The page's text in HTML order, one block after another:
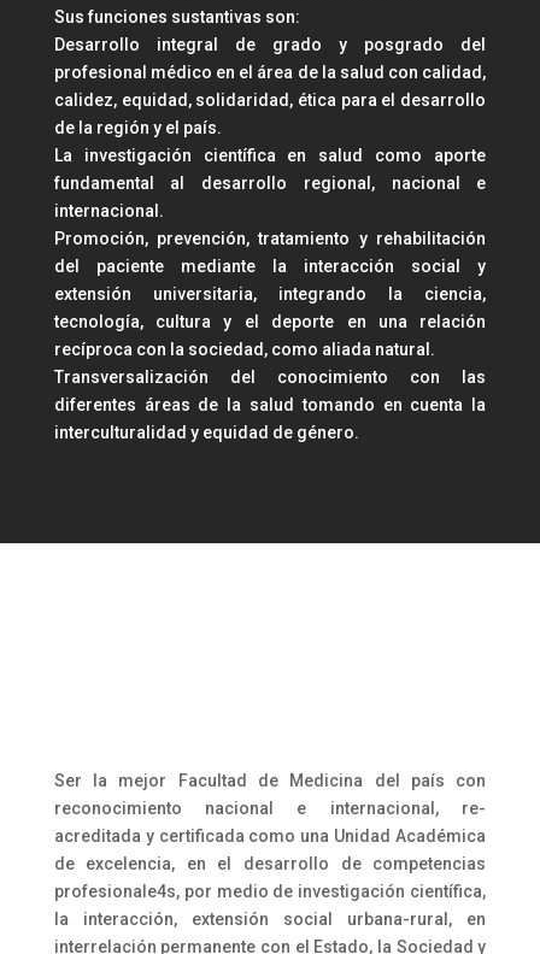
Sus funciones sustantivas son:
Desarrollo integral de grado y posgrado del
profesional médico en el área de la salud con calidad,
calidez, equidad, solidaridad, ética para el desarrollo
de la región y el país.
La investigación científica en salud como aporte
fundamental al desarrollo regional, nacional e
internacional.
Promoción, prevención, tratamiento y rehabilitación
del paciente mediante la interacción social y
extensión universitaria, integrando la ciencia,
tecnología, cultura y el deporte en una relación
recíproca con la sociedad, como aliada natural.
Transversalización del conocimiento con las
diferentes áreas de la salud tomando en cuenta la
interculturalidad y equidad de género.
Ser la mejor Facultad de Medicina del país con
reconocimiento nacional e internacional, re-
acreditada y certificada como una Unidad Académica
de excelencia, en el desarrollo de competencias
profesionale4s, por medio de investigación científica,
la interacción, extensión social urbana-rural, en
interrelación permanente con el Estado, la Sociedad y